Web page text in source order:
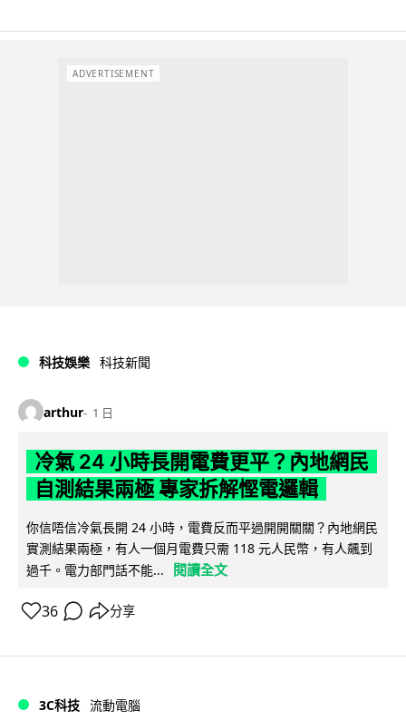
ADVERTISEMENT
科技娛樂 科技新聞
arthur 1 日
冷氣 24 小時長開電費更平？內地網民
自測結果兩極 專家拆解慳電邏輯
你信唔信冷氣長開 24 小時，電費反而平過開開關關？內地網民
實測結果兩極，有人一個月電費只需 118 元人民幣，有人飆到
過千。電力部門話不能...
閱讀全文
36 分享
3C科技 流動電腦